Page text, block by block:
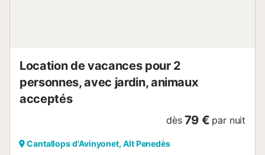
Location de vacances pour 2
personnes, avec jardin, animaux
acceptés
dès 79 € par nuit
Cantallops d'Avinyonet, Alt Penedès